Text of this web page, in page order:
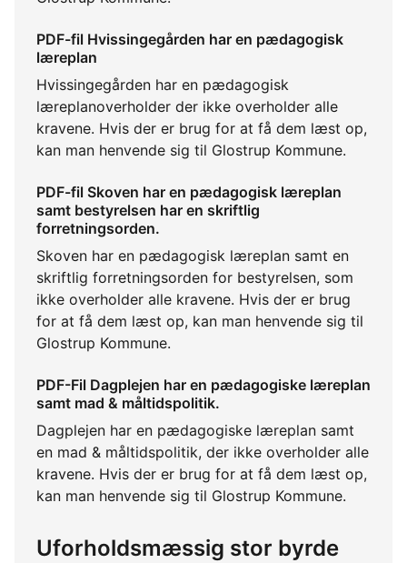
PDF-fil Hvissingegården har en pædagogisk
læreplan
Hvissingegården har en pædagogisk
læreplanoverholder der ikke overholder alle
kravene. Hvis der er brug for at få dem læst op,
kan man henvende sig til Glostrup Kommune.
PDF-fil Skoven har en pædagogisk læreplan
samt bestyrelsen har en skriftlig
forretningsorden.
Skoven har en pædagogisk læreplan samt en
skriftlig forretningsorden for bestyrelsen, som
ikke overholder alle kravene. Hvis der er brug
for at få dem læst op, kan man henvende sig til
Glostrup Kommune.
PDF-Fil Dagplejen har en pædagogiske læreplan
samt mad & måltidspolitik.
Dagplejen har en pædagogiske læreplan samt
en mad & måltidspolitik, der ikke overholder alle
kravene. Hvis der er brug for at få dem læst op,
kan man henvende sig til Glostrup Kommune.
Uforholdsmæssig stor byrde